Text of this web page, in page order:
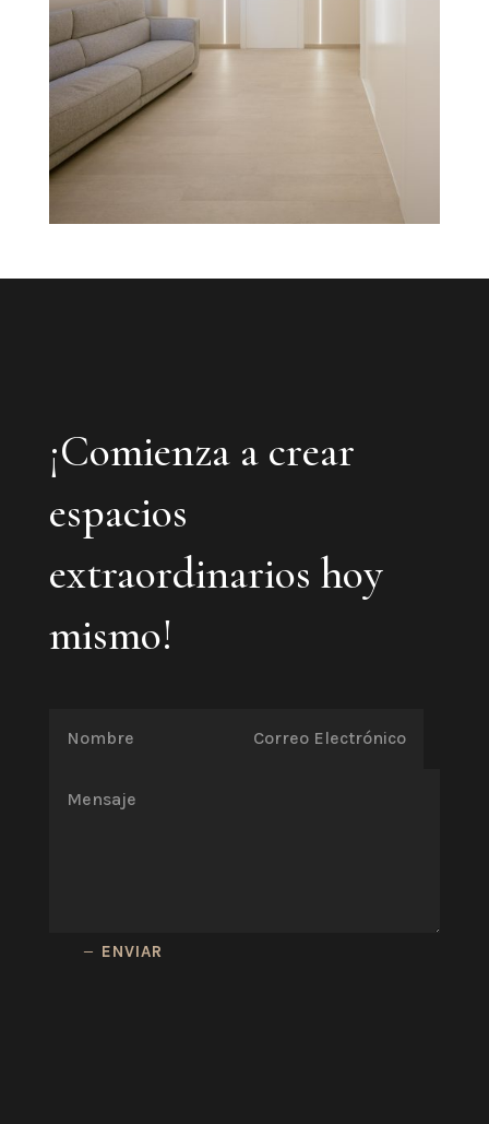
¡Comienza a crear
espacios
extraordinarios hoy
mismo!
ENVIAR